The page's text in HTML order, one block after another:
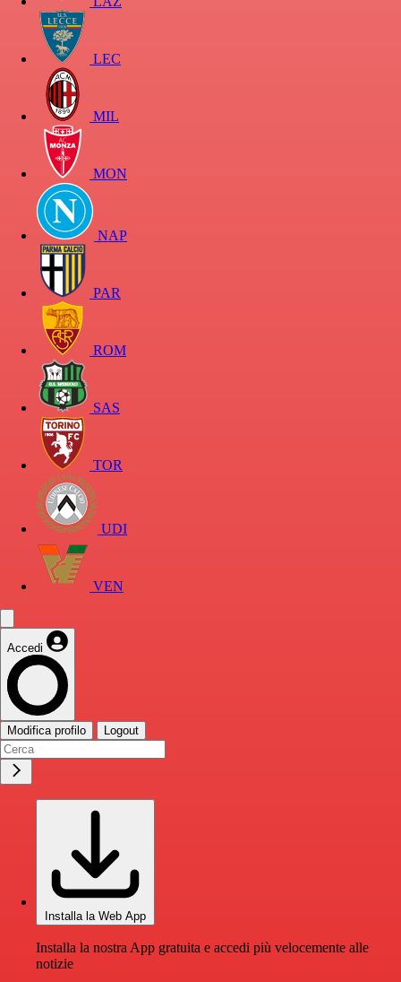
LEC
MIL
MON
NAP
PAR
ROM
SAS
TOR
UDI
VEN
Accedi
Modifica profilo Logout
Installa la Web App
Installa la nostra App gratuita e accedi più velocemente alle
notizie